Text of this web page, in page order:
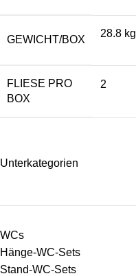
Unterkategorien
WCs
Hänge-WC-Sets
Stand-WC-Sets
GEWICHT/BOX
28.8 kg
FLIESE PRO
BOX
2